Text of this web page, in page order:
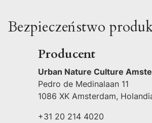
Bezpieczeństwo
Producent
Urban Nature Culture
Pedro de Medinalaan 11
1086 XK Amsterdam,
+31 20 214 4020